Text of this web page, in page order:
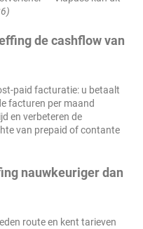
de cashflow van
paid facturatie: u betaalt
facturen per maand
en verbeteren de
van prepaid of contante
nauwkeuriger dan
route en kent tarieven